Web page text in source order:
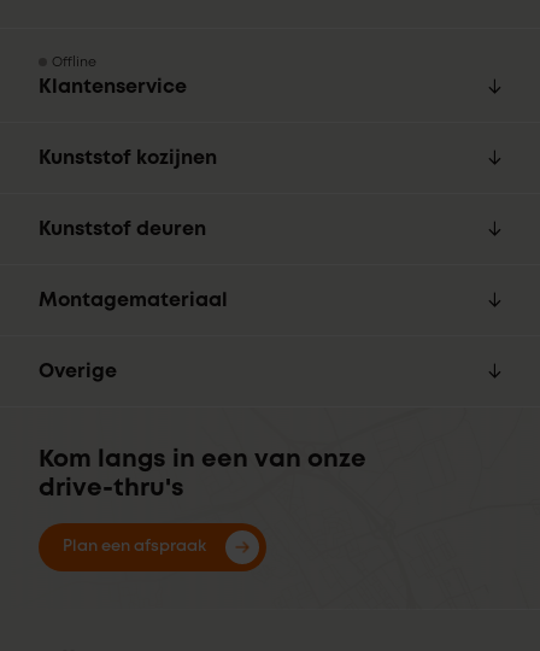
Offline
Klantenservice
Kunststof kozijnen
Kunststof deuren
Montagemateriaal
Overige
Kom langs in een van onze
drive-thru's
Plan een afspraak